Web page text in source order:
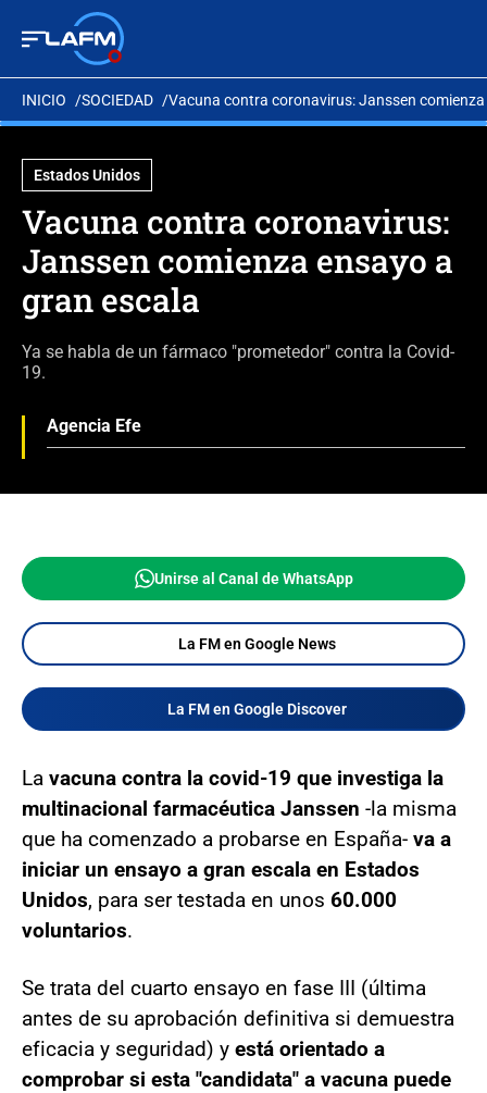
INICIO SOCIEDAD Vacuna contra coronavirus: Janssen
Estados Unidos
Vacuna contra coronavirus:
Janssen comienza ensayo a
gran escala
Ya se habla de un fármaco "prometedor" contra la Covid-
19.
Agencia Efe
Unirse al Canal de WhatsApp
La FM en Google News
La FM en Google Discover
La vacuna contra la covid-19 que investiga la
multinacional farmacéutica Janssen -la misma
que ha comenzado a probarse en España- va a
iniciar un ensayo a gran escala en Estados
Unidos, para ser testada en unos 60.000
voluntarios.
Se trata del cuarto ensayo en fase III (última
antes de su aprobación definitiva si demuestra
eficacia y seguridad) y está orientado a
comprobar si esta "candidata" a vacuna puede